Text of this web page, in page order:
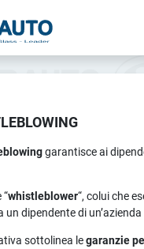
garantisce ai
whistleblower“, colui che
un dipendente di
sottolinea legaranzie